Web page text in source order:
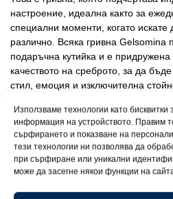
Използваме технологии като
информация на устройството. Правим
сърфирането и показване на
тези технологии ни позволява да
при сърфиране или уникални
може да засегне някои функции на
настроение, идеална както за
специални моменти, когато
различно. Всяка гривна Gelsomina
подаръчна кутийка и е придружена
качеството на среброто, за да
стил, емоция и изключителна